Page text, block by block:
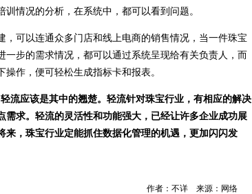
情况的分析，在系统中，都可以看到问题。
，可以连通众多门店和线上电商的销售情况，当一件珠宝
一步的需求情况，都可以通过系统呈现给有关负责人，而
作，便可轻松生成指标卡和报表。
流应该是其中的翘楚。轻流针对珠宝行业，有相应的解决
需求。轻流的灵活性和功能强大，已经让许多企业成功展
来，珠宝行业定能抓住数据化管理的机遇，更加闪闪发
作者：不详 来源：网络